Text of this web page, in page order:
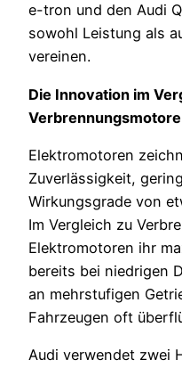
e-tron und den Audi
sowohl Leistung als
vereinen.
Die Innovation im
Elektromotoren
Zuverlässigkeit,
Wirkungsgrade von
Im Vergleich zu
Elektromotoren ihr
bereits bei niedrigen
an mehrstufigen
Fahrzeugen oft
Audi verwendet zwei